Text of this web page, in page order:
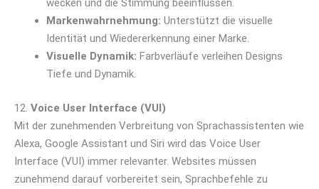
wecken und die Stimmung beeinflussen.
Markenwahrnehmung: Unterstützt die visuelle
Identität und Wiedererkennung einer Marke.
Visuelle Dynamik: Farbverläufe verleihen Designs
Tiefe und Dynamik.
12. Voice User Interface (VUI)
Mit der zunehmenden Verbreitung von Sprachassistenten wie
Alexa, Google Assistant und Siri wird das Voice User
Interface (VUI) immer relevanter. Websites müssen
zunehmend darauf vorbereitet sein, Sprachbefehle zu